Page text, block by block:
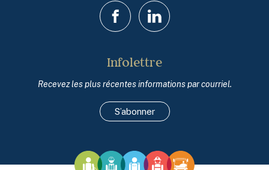
FacebookLinkedIn
Infolettre
Recevez les plus récentes informations par courriel.
S’abonner